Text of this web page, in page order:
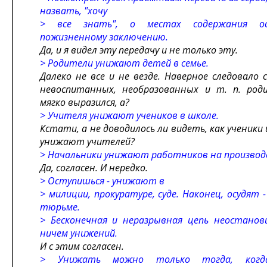
назвать, "хочу
> все знать", о местах содержания
пожизненному заключению.
Да, и я видел эту передачу и не только эту.
> Родители унижают детей в семье.
Далеко не все и не везде. Наверное следовало
невоспитанных, необразованных и т. п.
мягко выразился, а?
> Учителя унижают учеников в школе.
Кстати, а не доводилось ли видеть, как
унижают учителей?
> Начальники унижают работников на
Да, согласен. И нередко.
> Оступишься - унижают в
> милиции, прокуратуре, суде. Наконец,
тюрьме.
> Бесконечная и неразрывная цепь
ничем унижений.
И с этим согласен.
> Унижать можно только тогда,